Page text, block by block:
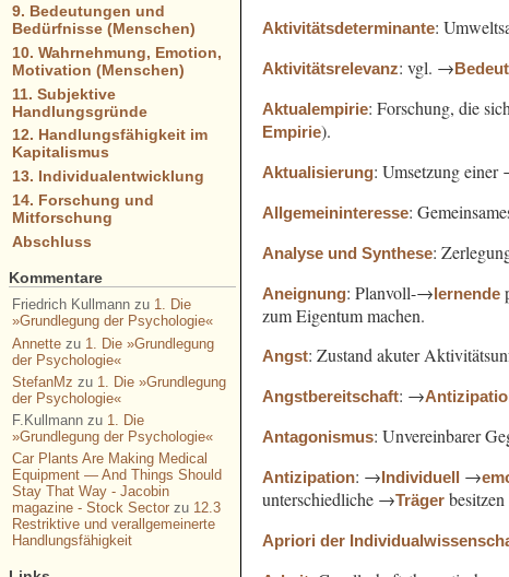
Aktivitätsdeterminante:
Aktivitätsrelevanz: vgl. →
Aktualempirie: Forschung, die
Empirie).
Aktualisierung: Umsetzung
Allgemeininteresse:
Analyse und Synthese:
Aneignung: Planvoll-→lernende
zum Eigentum machen.
Angst: Zustand akuter
Angstbereitschaft: →
Antagonismus: Unvereinbarer
Antizipation: →Individuell →
unterschiedliche →Träger
Apriori der
9. Bedeutungen und
Bedürfnisse (Menschen)
10. Wahrnehmung, Emotion,
Motivation (Menschen)
11. Subjektive
Handlungsgründe
12. Handlungsfähigkeit im
Kapitalismus
13. Individualentwicklung
14. Forschung und
Mitforschung
Abschluss
Kommentare
Friedrich Kullmannzu 1. Die
»Grundlegung der Psychologie«
Annettezu 1. Die »Grundlegung
der Psychologie«
StefanMz zu 1. Die »Grundlegung
der Psychologie«
F.Kullmannzu 1. Die
»Grundlegung der Psychologie«
Car Plants Are Making Medical
Equipment — And Things Should
Stay That Way - Jacobin
magazine - Stock Sectorzu 12.3
Restriktive und verallgemeinerte
Handlungsfähigkeit